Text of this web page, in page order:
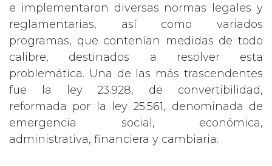
e implementaron diversas normas legales y
reglamentarias, así como variados
programas, que contenían medidas de todo
calibre, destinados a resolver esta
problemática. Una de las más trascendentes
fue la ley 23.928, de convertibilidad,
reformada por la ley 25.561, denominada de
emergencia social, económica,
administrativa, financiera y cambiaria.